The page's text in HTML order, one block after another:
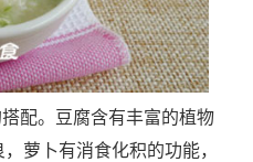
配。豆腐含有丰富的植物
萝卜有消食化积的功能，